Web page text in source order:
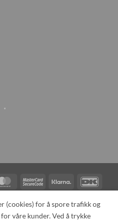
MasterCardMasterCard
2
Klarna
KONTAKT OSS OM OSS
(cookies) for å spore trafikk og
våre kunder. Ved å trykke